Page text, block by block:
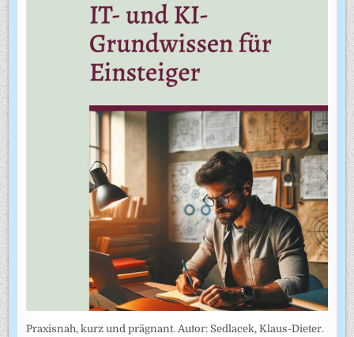
Praxisnah, kurz und prägnant. Autor: Sedlacek, Klaus-Dieter.